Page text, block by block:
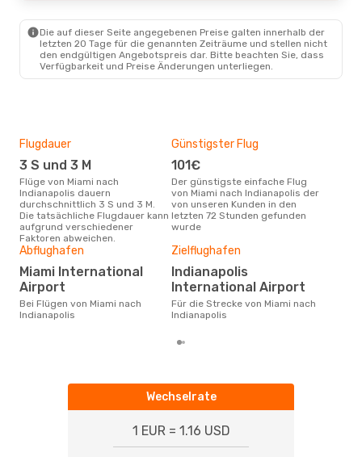
Allegiant AirDirekt
Die auf dieser Seite angegebenen Preise galten innerhalb der
letzten 20 Tage für die genannten Zeiträume und stellen nicht
den endgültigen Angebotspreis dar. Bitte beachten Sie, dass
Verfügbarkeit und Preise Änderungen unterliegen.
Flugdauer
3 S und 3 M
Flüge von Miami nach
Indianapolis dauern
durchschnittlich 3 S und 3 M.
Die tatsächliche Flugdauer kann
aufgrund verschiedener
Faktoren abweichen.
Günstigster Flug
101€
Der günstigste einfache Flug
von Miami nach Indianapolis der
von unseren Kunden in den
letzten 72 Stunden gefunden
wurde
Abflughafen
Miami International
Airport
Bei Flügen von Miami nach
Indianapolis
Zielflughafen
Indianapolis
International Airport
Für die Strecke von Miami nach
Indianapolis
Wechselrate
1 EUR = 1.16 USD